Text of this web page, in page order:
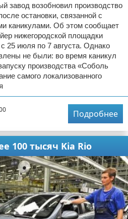
завод возобновил производство
остановки, связанной с
каникулами. Об этом сообщает
нижегородской площадки
25 июля по 7 августа. Однако
не были: во время каникул
производства «Соболь
самого локализованного
Подробнее
100 тысяч Kia Rio